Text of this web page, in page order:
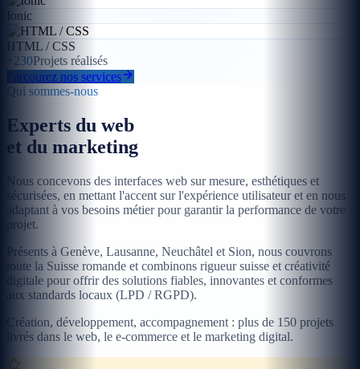
Ionic
HTML / CSS
+230Projets réalisés
Parcourez nos services
Qui sommes-nous
Experts du web
et du marketing
Nous concevons des interfaces web sur mesure, esthétiques et
sécurisées, en mettant l'accent sur l'expérience utilisateur et en nous
adaptant à vos besoins métier pour garantir la performance de votre
projet.
Présents à Genève, Lausanne, Neuchâtel et Sion, nous couvrons
toute la Suisse romande et combinons rigueur suisse et créativité
digitale pour offrir des solutions fiables, innovantes et conformes
aux standards locaux (LPD / RGPD).
Création, développement, accompagnement : plus de 150 projets
livrés dans le web, le e-commerce et le marketing digital.